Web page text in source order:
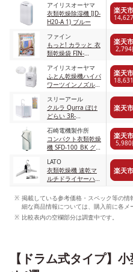
アイリスオーヤマ
衣類乾燥除湿機 IJD-
H20-A 1) ブルー
楽天
ファイン
もっと! カラッと 衣
類乾燥袋 FIN-
楽天
2,794
アイリスオーヤマ
ふとん乾燥機ハイパ
ワーツインノズル
楽天
スリーアール
クルラ Qurra ぽけ
どらい 3R-
楽天
石崎電機製作所
コンパクト衣類乾燥
機 SFD-100_BK グレ
楽天
5,980
LATO
衣類乾燥機 速乾マ
ルチドライヤーハン
ホワイト
楽天
掲載している参考価格・スペック等の
細な商品情報については、購入前に各メ
比較表内の空欄部分は調査中です。
【ドラム式タイプ】